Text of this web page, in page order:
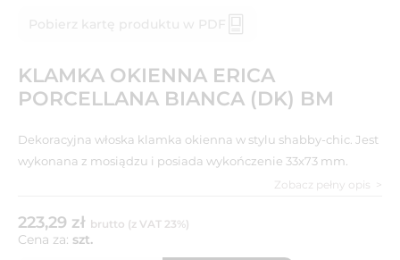
Pobierz kartę produktu w PDF
KLAMKA OKIENNA ERICA
PORCELLANA BIANCA (DK) BM
Dekoracyjna włoska klamka okienna w stylu shabby-chic. Jest
wykonana z mosiądzu i posiada wykończenie 33x73 mm.
Zobacz pełny opis
223,29 zł brutto (z VAT 23%)
Cena za: szt.